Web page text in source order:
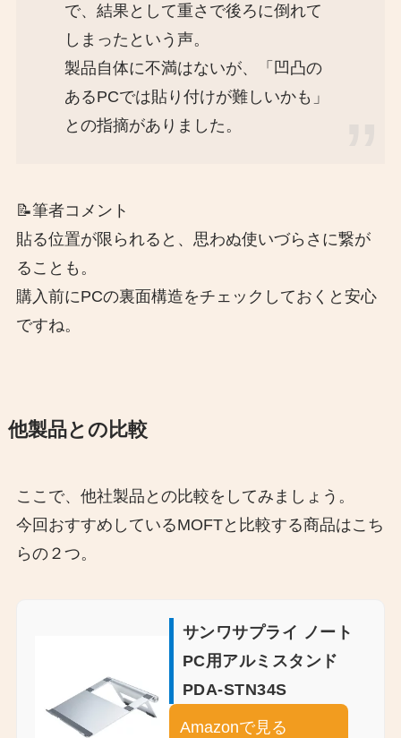
で、結果として重さで後ろに倒れて
しまったという声。
製品自体に不満はないが、「凹凸の
あるPCでは貼り付けが難しいかも」
との指摘がありました。
📝筆者コメント
貼る位置が限られると、思わぬ使いづらさに繋が
ることも。
購入前にPCの裏面構造をチェックしておくと安心
ですね。
他製品との比較
ここで、他社製品との比較をしてみましょう。
今回おすすめしているMOFTと比較する商品はこち
らの２つ。
サンワサプライ ノート
PC用アルミスタンド
PDA-STN34S
Amazonで見る